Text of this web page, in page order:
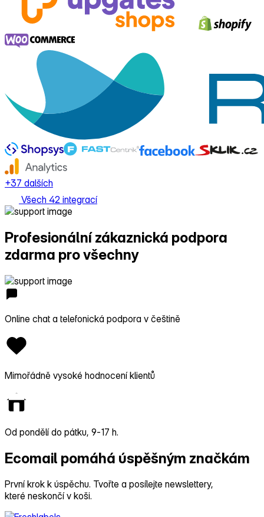
+37 dalších
Všech 42 integrací
Profesionální zákaznická podpora
zdarma pro všechny
Online chat a telefonická podpora v češtině
Mimořádně vysoké hodnocení klientů
Od pondělí do pátku, 9‑17 h.
Ecomail pomáhá úspěšným značkám
První krok k úspěchu. Tvořte a posílejte newslettery,
které neskončí v koši.